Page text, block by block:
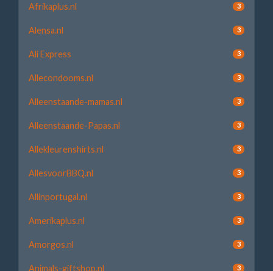
Afrikaplus.nl 3
Alensa.nl 3
Ali Express 3
Allecondooms.nl 3
Alleenstaande-mamas.nl 3
Alleenstaande-Papas.nl 3
Allekleurenshirts.nl 3
AllesvoorBBQ.nl 3
Allinportugal.nl 3
Amerikaplus.nl 3
Amorgos.nl 3
Animals-giftshop.nl 3